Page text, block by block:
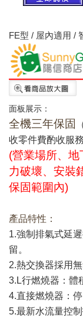
FE型 / 屋內適用 /
面板展示：
全機三年保固
收零件費酌收服務
(營業場所、
力破壞、安裝
保固範圍內)
產品特性：
1.強制排氣式延
留。
2.熱交換器採用
3.L行燃燒器：體
4.直接燃燒器：
5.最新水流量控